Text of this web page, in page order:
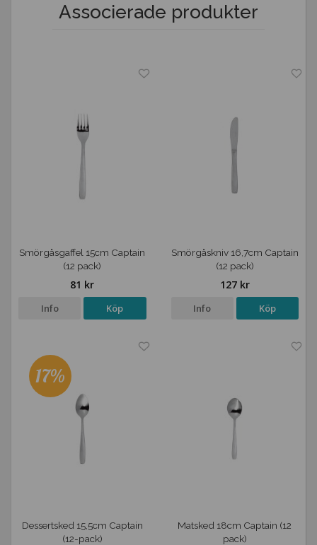
Associerade produkter
Smörgåsgaffel 15cm Captain
(12 pack)
81 kr
Info Köp
Smörgåskniv 16,7cm Captain
(12 pack)
127 kr
Info Köp
Dessertsked 15,5cm Captain
(12-pack)
17%
Matsked 18cm Captain (12
pack)